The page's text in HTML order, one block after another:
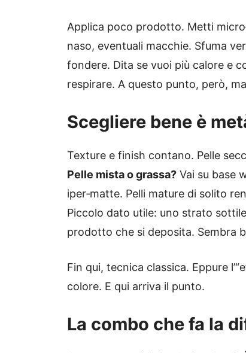
Applica poco prodotto. Metti
naso, eventuali macchie. Sfuma
fondere. Dita se vuoi più calore e
respirare. A questo punto, però,
Scegliere bene è
Texture e finish contano. Pelle
Pelle mista o grassa? Vai su base
iper‑matte. Pelli mature di solito
Piccolo dato utile: uno strato
prodotto che si deposita. Sembra
Fin qui, tecnica classica. Eppure
colore. E qui arriva il punto.
La combo che fa la